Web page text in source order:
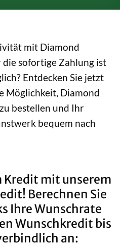
mit Diamond
die sofortige Zahlung ist
Entdecken Sie jetzt
Möglichkeit, Diamond
bestellen und Ihr
bequem nach
Kredit mit unserem
Berechnen Sie
Ihre Wunschrate
Wunschkredit bis
an: